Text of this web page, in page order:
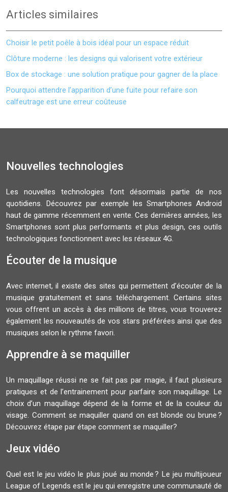
Articles similaires
Choisir le petit poêle à bois idéal pour un espace réduit
Clôture moderne : les designs qui valorisent votre extérieur
Box de stockage : une solution pratique pour gagner de la place
Pourquoi attendre l’apparition d’une fuite pour refaire son
calfeutrage est une erreur coûteuse
Nouvelles technologies
Les nouvelles technologies font désormais partie de nos
quotidiens. Découvrez par exemple les Smartphones Android
haut de gamme récemment en vente. Ces dernières années, les
Smartphones sont plus performants et plus design, ces outils
technologiques fonctionnent avec les réseaux 4G.
Écouter de la musique
Avec internet, il existe des sites qui permettent d’écouter de la
musique gratuitement et sans téléchargement. Certains sites
vous offrent un accès à des millions de titres, vous trouverez
également les nouveautés de vos stars préférées ainsi que des
musiques selon le rythme favori.
Apprendre à se maquiller
Un maquillage réussi ne se fait pas par magie, il faut plusieurs
pratiques et de l’entrainement pour parfaire son maquillage. Le
choix d’un maquillage dépend de la forme et de la couleur du
visage. Comment se maquiller quand on est blonde ou brune ?
Découvrez étape par étape comment se maquiller?
Jeux vidéo
Quel est le jeu vidéo le plus joué au monde ? Le jeu multijoueur
League of Legends est le jeu qui enregistre une communauté de